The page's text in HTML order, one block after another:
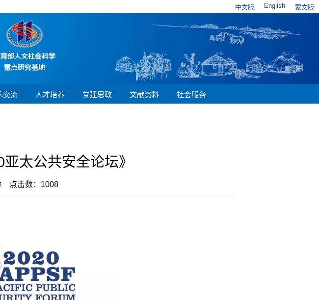
中文版 English 蒙文版
交流 人才培养 党建思政 文献资料 社会服务
太公共安全论坛》
点击数： 1008